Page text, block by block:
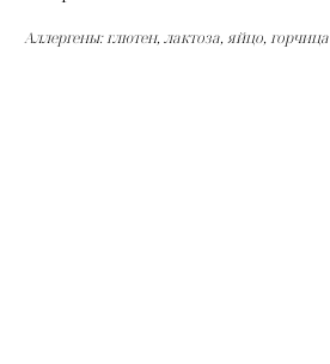
Аллергены: глютен, лактоза, яйцо, горчица